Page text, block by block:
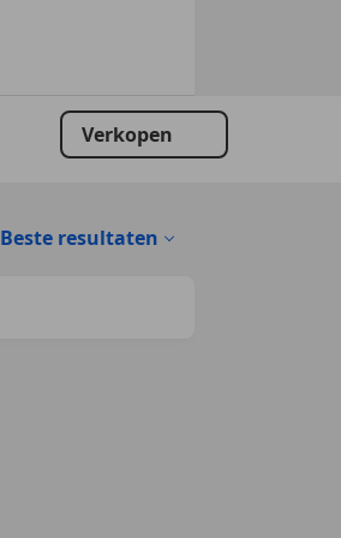
Verkopen
Beste resultaten